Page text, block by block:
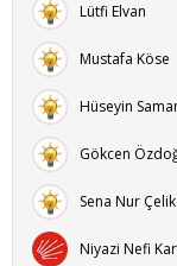
Lütfi Elvan
Mustafa Köse
Hüseyin
Gökcen
Sena Nur Çelik
Niyazi Nefi